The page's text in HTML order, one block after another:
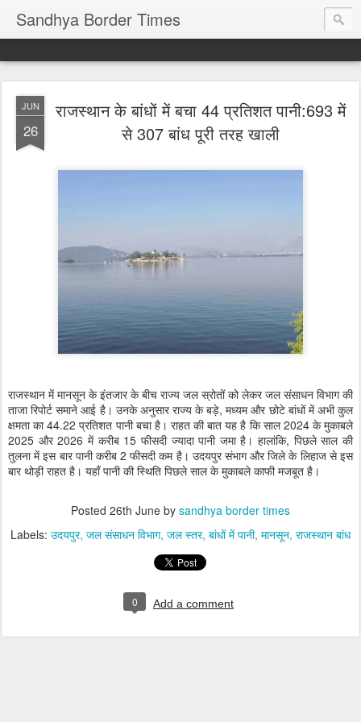
Sandhya Border Times
JUN
26
राजस्थान के बांधों में बचा 44 प्रतिशत पानी:693 में
से 307 बांध पूरी तरह खाली
राजस्थान में मानसून के इंतजार के बीच राज्य जल स्रोतों को लेकर जल संसाधन विभाग की
ताजा रिपोर्ट समाने आई है। उनके अनुसार राज्य के बड़े, मध्यम और छोटे बांधों में अभी कुल
क्षमता का 44.22 प्रतिशत पानी बचा है। राहत की बात यह है कि साल 2024 के मुकाबले
2025 और 2026 में करीब 15 फीसदी ज्यादा पानी जमा है। हालांकि, पिछले साल की
तुलना में इस बार पानी करीब 2 फीसदी कम है। उदयपुर संभाग और जिले के लिहाज से इस
बार थोड़ी राहत है। यहाँ पानी की स्थिति पिछले साल के मुकाबले काफी मजबूत है।
Posted 26th June by sandhya border times
Labels: उदयपुर जल संसाधन विभाग जल स्तर बांधों में पानी मानसून राजस्थान बांध
0 Add a comment